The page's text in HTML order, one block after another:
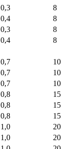
0,3
8
0,4
8
0,3
8
0,4
8
0,7
10
0,7
10
0,7
10
0,8
15
0,8
15
0,8
15
1,0
20
1,0
20